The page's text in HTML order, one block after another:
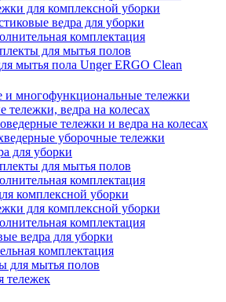
для комплексной уборки
ведра для уборки
комплектация
для мытья полов
мытья пола Unger ERGO Clean
и многофункциональные тележки
тележки, ведра на колесах
тележки и ведра на колесах
уборочные тележки
для уборки
для мытья полов
комплектация
комплексной уборки
для комплексной уборки
комплектация
ведра для уборки
комплектация
для мытья полов
тележек